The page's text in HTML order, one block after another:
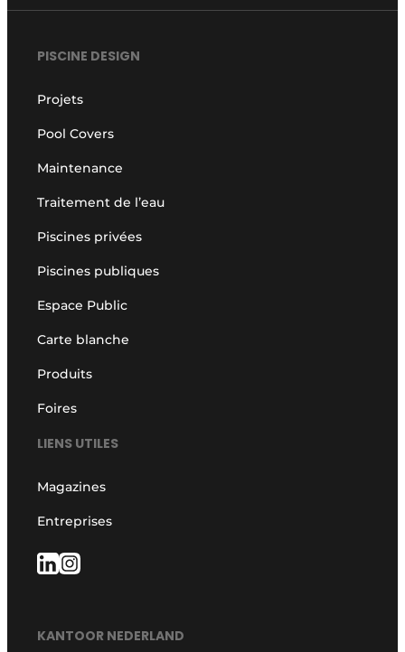
PISCINE DESIGN
Projets
Pool Covers
Maintenance
Traitement de l’eau
Piscines privées
Piscines publiques
Espace Public
Carte blanche
Produits
Foires
LIENS UTILES
Magazines
Entreprises
KANTOOR NEDERLAND